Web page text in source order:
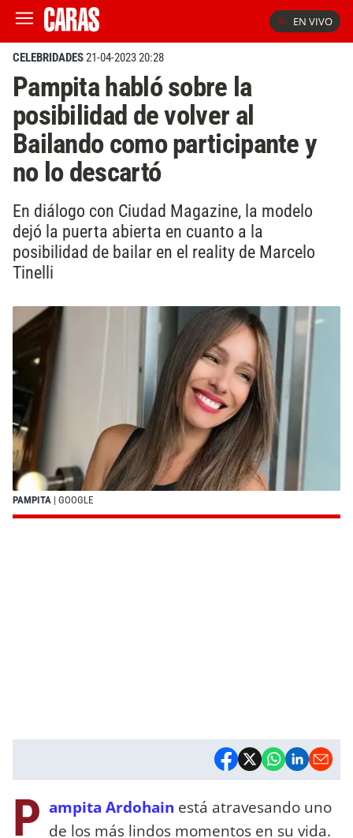
EN VIVO
CELEBRIDADES21-04-2023 20:28
Pampita habló sobre la
posibilidad de volver al
Bailando como participante y
no lo descartó
En diálogo con Ciudad Magazine, la modelo
dejó la puerta abierta en cuanto a la
posibilidad de bailar en el reality de Marcelo
Tinelli
PAMPITA | GOOGLE
P ampita Ardohain está atravesando uno
de los más lindos momentos en su vida.